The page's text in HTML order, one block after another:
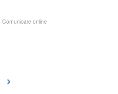
Comunicare online